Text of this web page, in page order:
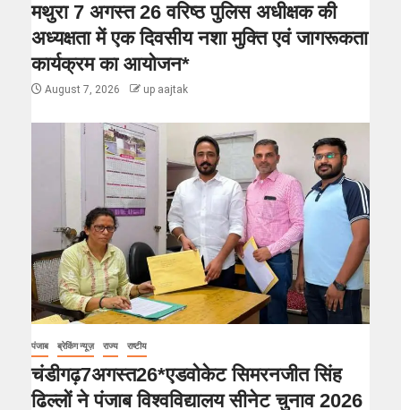
मथुरा 7 अगस्त 26 वरिष्ठ पुलिस अधीक्षक की
अध्यक्षता में एक दिवसीय नशा मुक्ति एवं जागरूकता
कार्यक्रम का आयोजन*
August 7, 2026 up aajtak
पंजाब ब्रेकिंग न्यूज़ राज्य राष्टीय
चंडीगढ़7अगस्त26*एडवोकेट सिमरनजीत सिंह
ढिल्लों ने पंजाब विश्वविद्यालय सीनेट चुनाव 2026